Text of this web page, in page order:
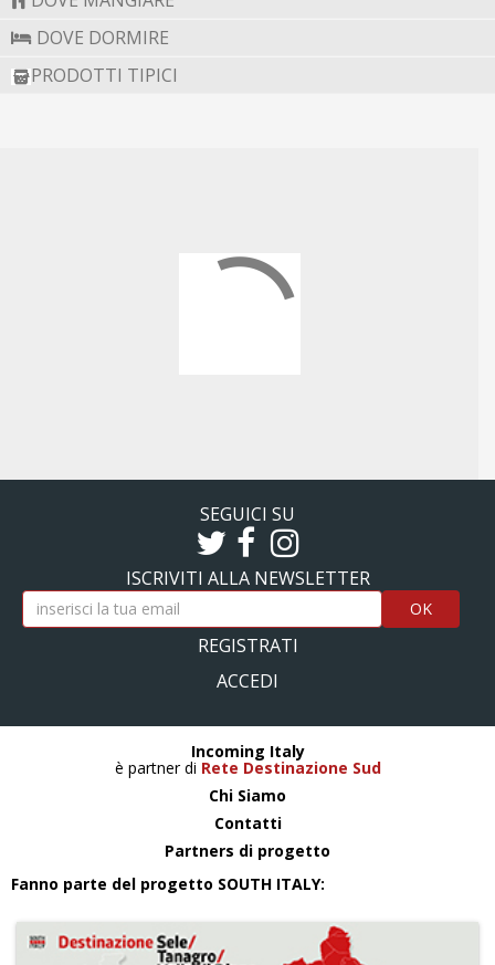
DOVE DORMIRE
PRODOTTI TIPICI
SEGUICI SU
ISCRIVITI ALLA NEWSLETTER
OK
REGISTRATI
ACCEDI
Incoming Italy
è partner di Rete Destinazione Sud
Chi Siamo
Contatti
Partners di progetto
Fanno parte del progetto SOUTH ITALY: